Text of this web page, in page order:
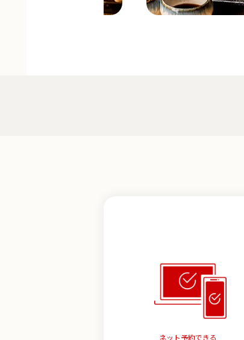
ネット予約できる